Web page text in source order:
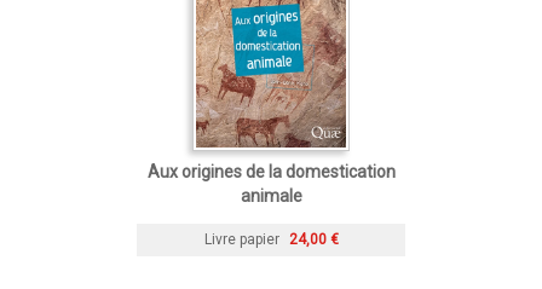
Aux origines de la domestication
animale
Livre papier 24,00 €